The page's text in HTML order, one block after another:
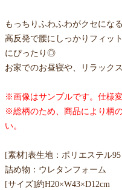
もっちりふわふわがクセにな
高反発で腰にしっかりフィッ
にぴったり◎
お家でのお昼寝や、リラック
※画像はサンプルです。仕様
※総柄のため、商品により柄
い。
[素材]表生地：ポリエステル
詰め物：ウレタンフォーム
[サイズ]約H20×W43×D12cm